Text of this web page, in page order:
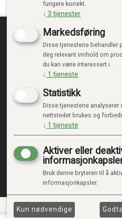
OM TRENDTOYS
GAVEKORT
fungere korrekt.
↓ 3 tjenester
Markedsføring
Disse tjenestene behandler
deg relevant innhold om
du kan være interessert i.
↓ 1 tjeneste
Statistikk
Disse tjenestene
nettstedet brukes og
↓ 1 tjeneste
Aktiver eller
Bruk denne bryteren til å
informasjonkapsler.
Kun nødvendige